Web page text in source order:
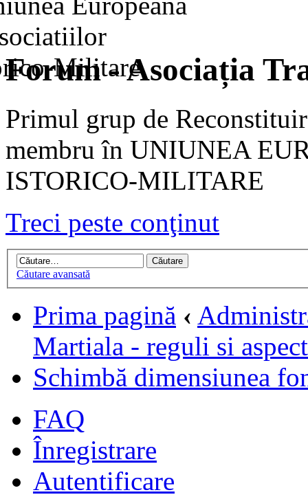
Forum - Asociația
Primul grup de
membru în UNIUNEA
ISTORICO-MILITARE
Treci peste conţinut
Căutare avansată
Prima pagină ‹
Martiala - reguli si
Schimbă dimensiunea
FAQ
Înregistrare
Autentificare